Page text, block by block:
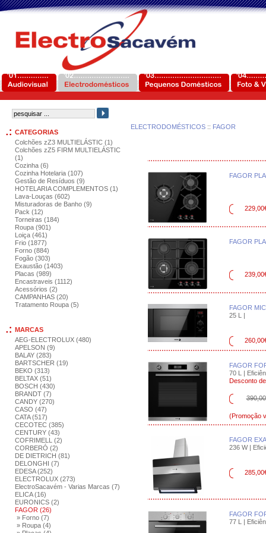
CATEGORIAS
Colchões zZ3 MULTIELÁSTIC (1)
Colchões zZ5 FIRM MULTIELÁSTIC
(1)
Cozinha (6)
Cozinha Hotelaria (107)
Gestão de Resíduos (9)
HOTELARIA COMPLEMENTOS (1)
Lava-Louças (602)
Misturadoras de Banho (9)
Pack (12)
Torneiras (184)
Roupa (901)
Loiça (461)
Frio (1877)
Forno (884)
Fogão (303)
Exaustão (1403)
Placas (989)
Encastraveis (1112)
Acessórios (2)
CAMPANHAS (20)
Tratamento Roupa (5)
MARCAS
AEG-ELECTROLUX (480)
APELSON (9)
BALAY (283)
BARTSCHER (19)
BEKO (313)
BELTAX (51)
BOSCH (430)
BRANDT (7)
CANDY (270)
CASO (47)
CATA (517)
CECOTEC (385)
CENTURY (43)
COFRIMELL (2)
CORBERÓ (2)
DE DIETRICH (81)
DELONGHI (7)
EDESA (252)
ELECTROLUX (273)
ElectroSacavém - Varias Marcas (7)
ELICA (16)
EURONICS (2)
FAGOR (26)
» Forno (7)
» Roupa (4)
ELECTRODOMÉSTICOS:: FAGOR
FAGOR
FAGOR
FAGOR
25 L |
FAGOR
70 L |
Desconto
390,00
(Promoção
FAGOR
236 W |
FAGOR
77 L |